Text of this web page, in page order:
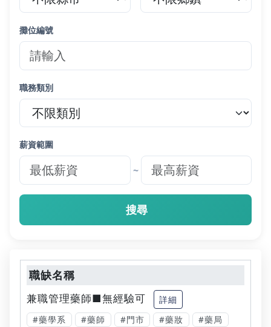
攤位編號
職務類別
薪資範圍
~
搜尋
兼職管理藥師■無經驗可
詳細
#藥學系
#藥師 #門市 #藥妝 #藥局